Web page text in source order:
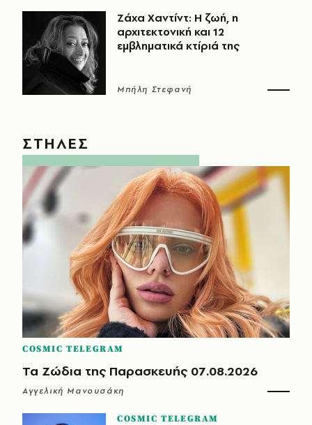
Ζάχα Χαντίντ: Η ζωή, η
αρχιτεκτονική και 12
εμβληματικά κτίριά της
Μπήλη Στεφανή
ΣΤΗΛΕΣ
COSMIC TELEGRAM
Τα Ζώδια της Παρασκευής 07.08.2026
Αγγελική Μανουσάκη
COSMIC TELEGRAM